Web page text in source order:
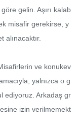
gelin. Aşırı kalab
misafir gerekirse, y
ve konukev
yalnızca o g
ediyoruz. Arkadaş gr
izin verilmemekt